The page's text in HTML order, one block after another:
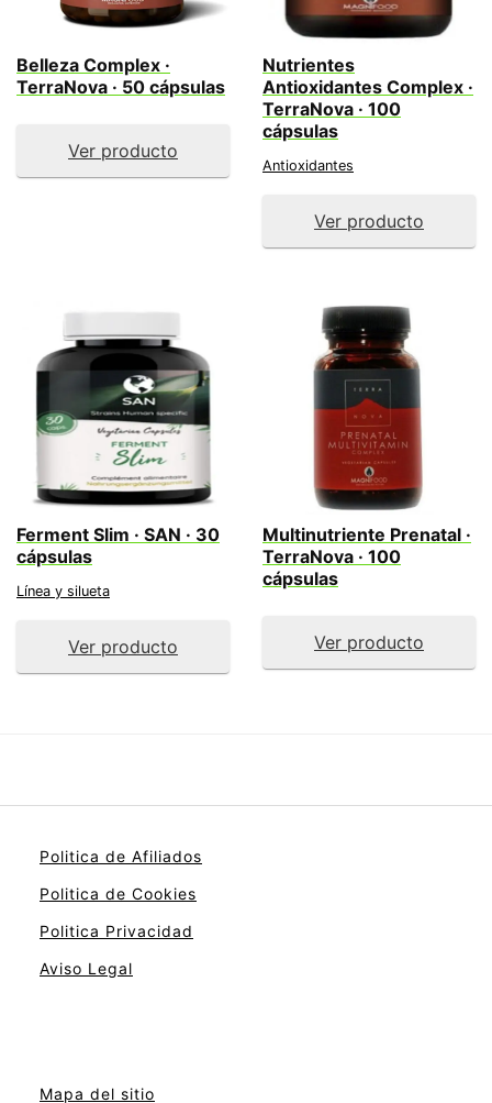
Belleza Complex ·
TerraNova · 50 cápsulas
Ver producto
Nutrientes
Antioxidantes Complex ·
TerraNova · 100
cápsulas
Antioxidantes
Ver producto
Ferment Slim · SAN · 30
cápsulas
Línea y silueta
Ver producto
Multinutriente Prenatal ·
TerraNova · 100
cápsulas
Ver producto
Politica de Afiliados
Politica de Cookies
Politica Privacidad
Aviso Legal
Mapa del sitio